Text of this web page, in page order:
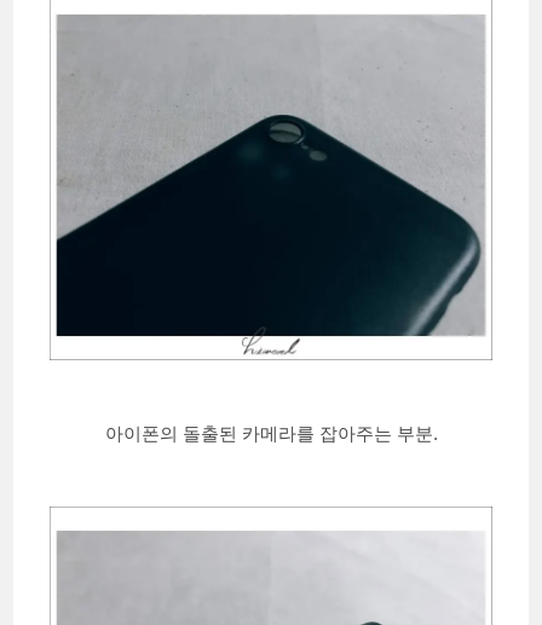
아이폰의 돌출된 카메라를 잡아주는 부분.